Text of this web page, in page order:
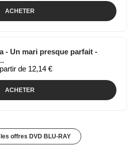
ACHETER
- Un mari presque parfait -
de 12,14 €
ACHETER
offres DVD BLU-RAY